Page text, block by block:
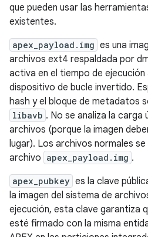
que pueden usar las
existentes.
apex_payload.img es una
archivos ext4 respaldada por
activa en el tiempo de ejecución
dispositivo de bucle invertido.
hash y el bloque de metadatos
libavb . No se analiza la carga
archivos (porque la imagen
lugar). Los archivos normales
archivo apex_payload.img .
apex_pubkey es la clave
la imagen del sistema de
ejecución, esta clave garantiza
esté firmado con la misma